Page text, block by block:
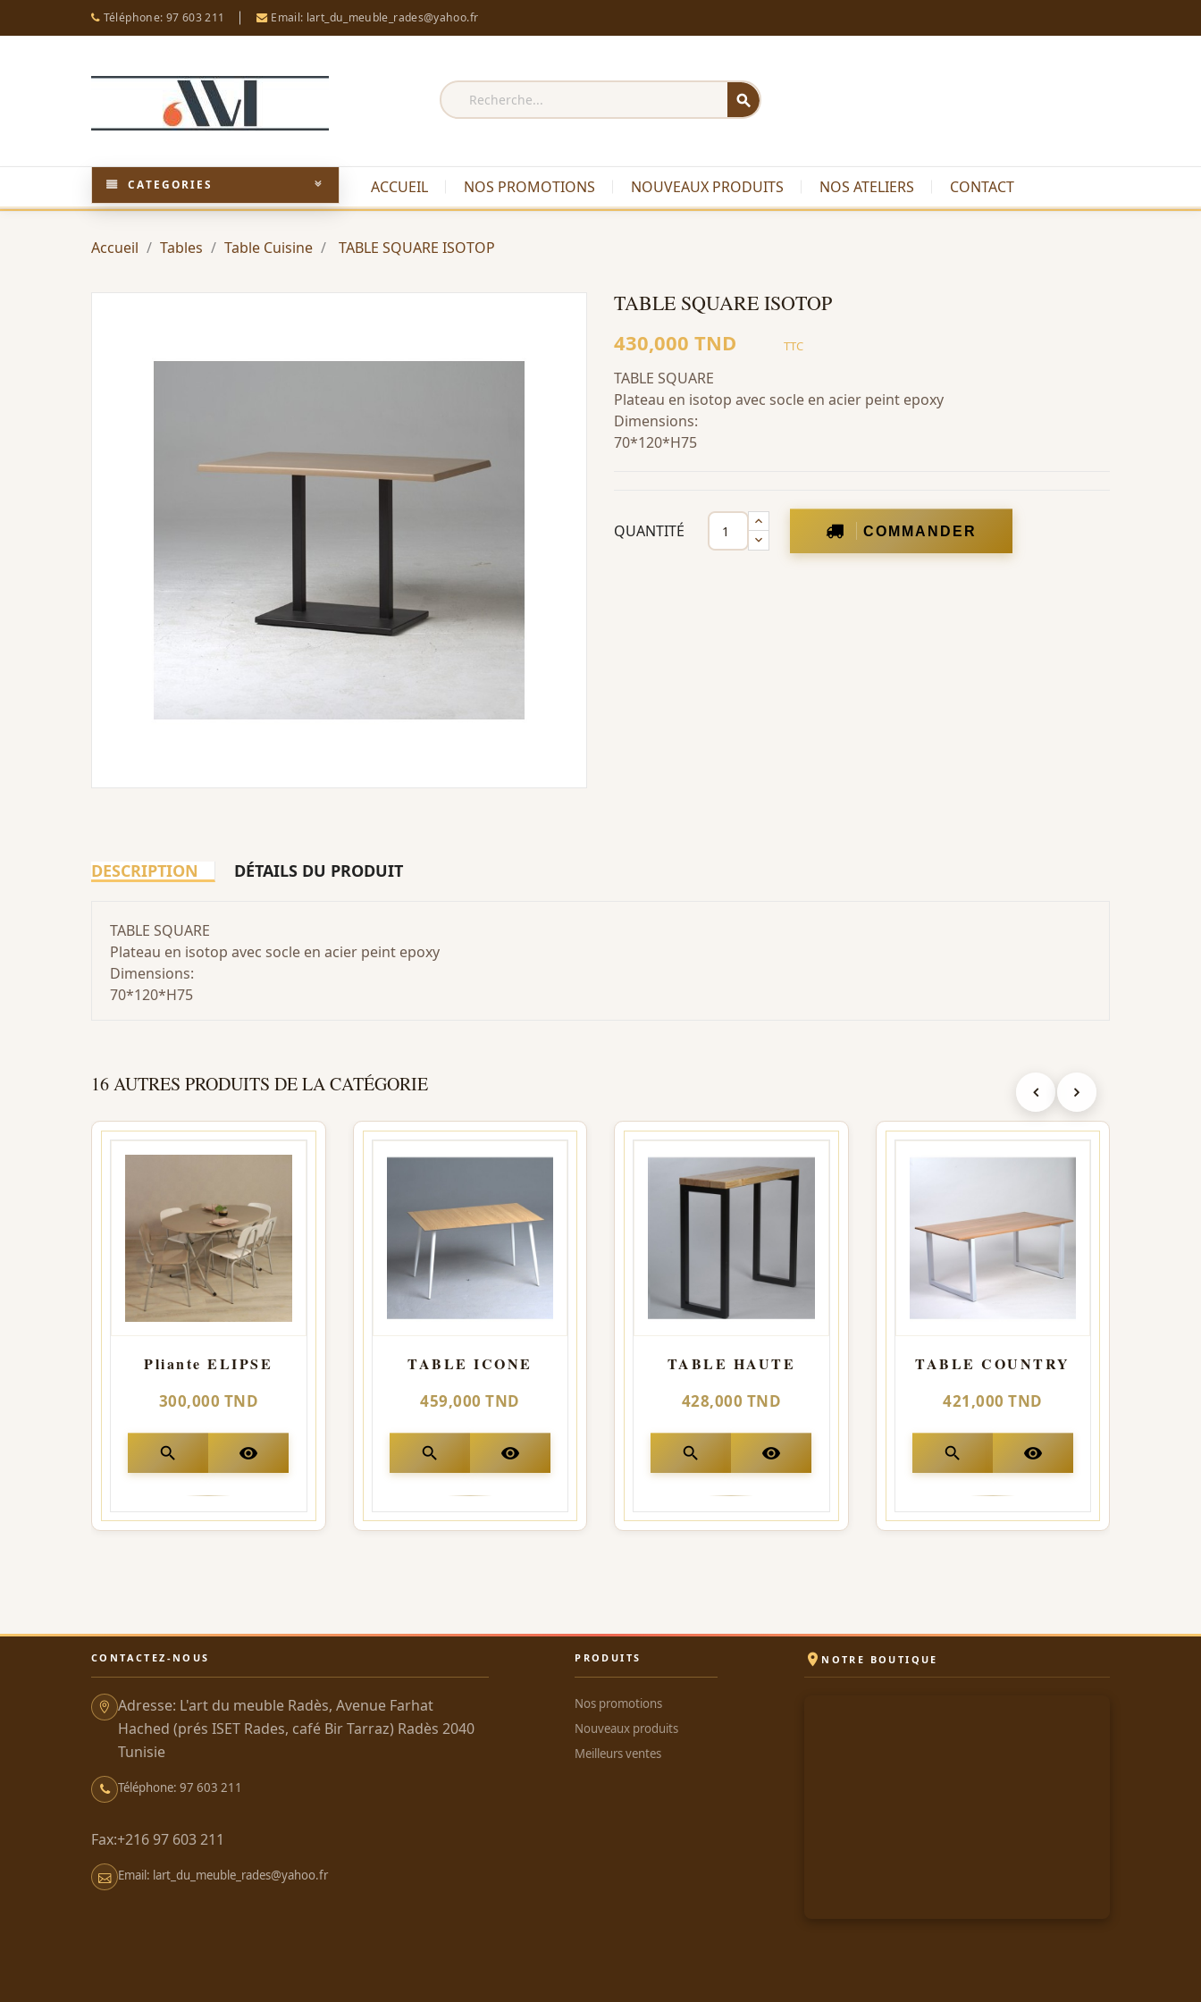
Téléphone: 97 603 211 Email: lart_du_meuble_rades@yahoo.fr
search
CATEGORIES ACCUEIL NOS PROMOTIONS NOUVEAUX PRODUITS NOS ATELIERS CONTACT
Accueil Tables Table Cuisine TABLE SQUARE ISOTOP
TABLE SQUARE ISOTOP
430,000 TND TTC
TABLE SQUARE
Plateau en isotop avec socle en acier peint epoxy
Dimensions:
70*120*H75
QUANTITÉ COMMANDER
DESCRIPTION DÉTAILS DU PRODUIT
TABLE SQUARE
Plateau en isotop avec socle en acier peint epoxy
Dimensions:
70*120*H75
16 AUTRES PRODUITS DE LA CATÉGORIE
Pliante ELIPSE
300,000 TND
search visibility
TABLE ICONE
459,000 TND
search visibility
TABLE HAUTE
428,000 TND
search visibility
TABLE COUNTRY
421,000 TND
search visibility
CONTACTEZ-NOUS
Adresse: L'art du meuble Radès, Avenue Farhat
Hached (prés ISET Rades, café Bir Tarraz) Radès 2040
Tunisie
Téléphone: 97 603 211
Fax:+216 97 603 211
Email: lart_du_meuble_rades@yahoo.fr
PRODUITS
Nos promotions
Nouveaux produits
Meilleurs ventes
 NOTRE BOUTIQUE